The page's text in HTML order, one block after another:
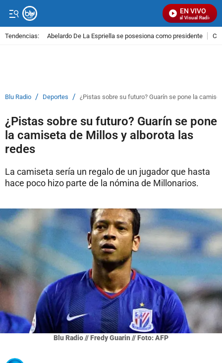
EN VIVO
Señal Visual Radio
Tendencias: Abelardo De La Espriella se posesiona como presidente
Blu Radio / Deportes / ¿Pistas sobre su futuro? Guarín se pone la
¿Pistas sobre su futuro? Guarín se pone
la camiseta de Millos y alborota las
redes
La camiseta sería un regalo de un jugador que hasta
hace poco hizo parte de la nómina de Millonarios.
Blu Radio // Fredy Guarin // Foto: AFP